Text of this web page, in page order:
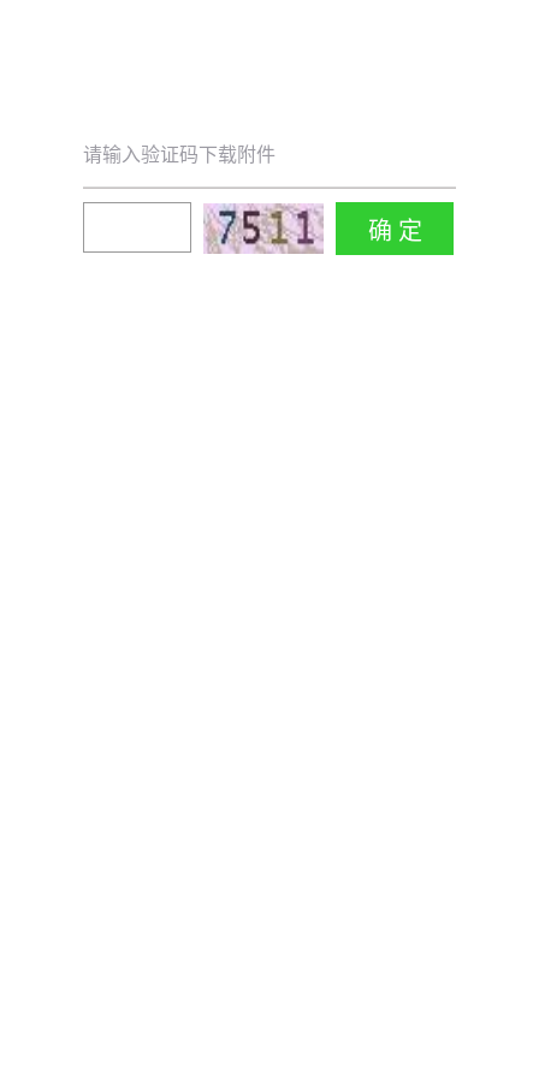
请输入验证码下载附件